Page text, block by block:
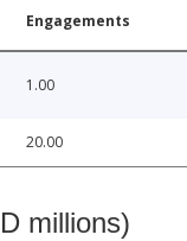
Engagements
1.00
20.00
millions)